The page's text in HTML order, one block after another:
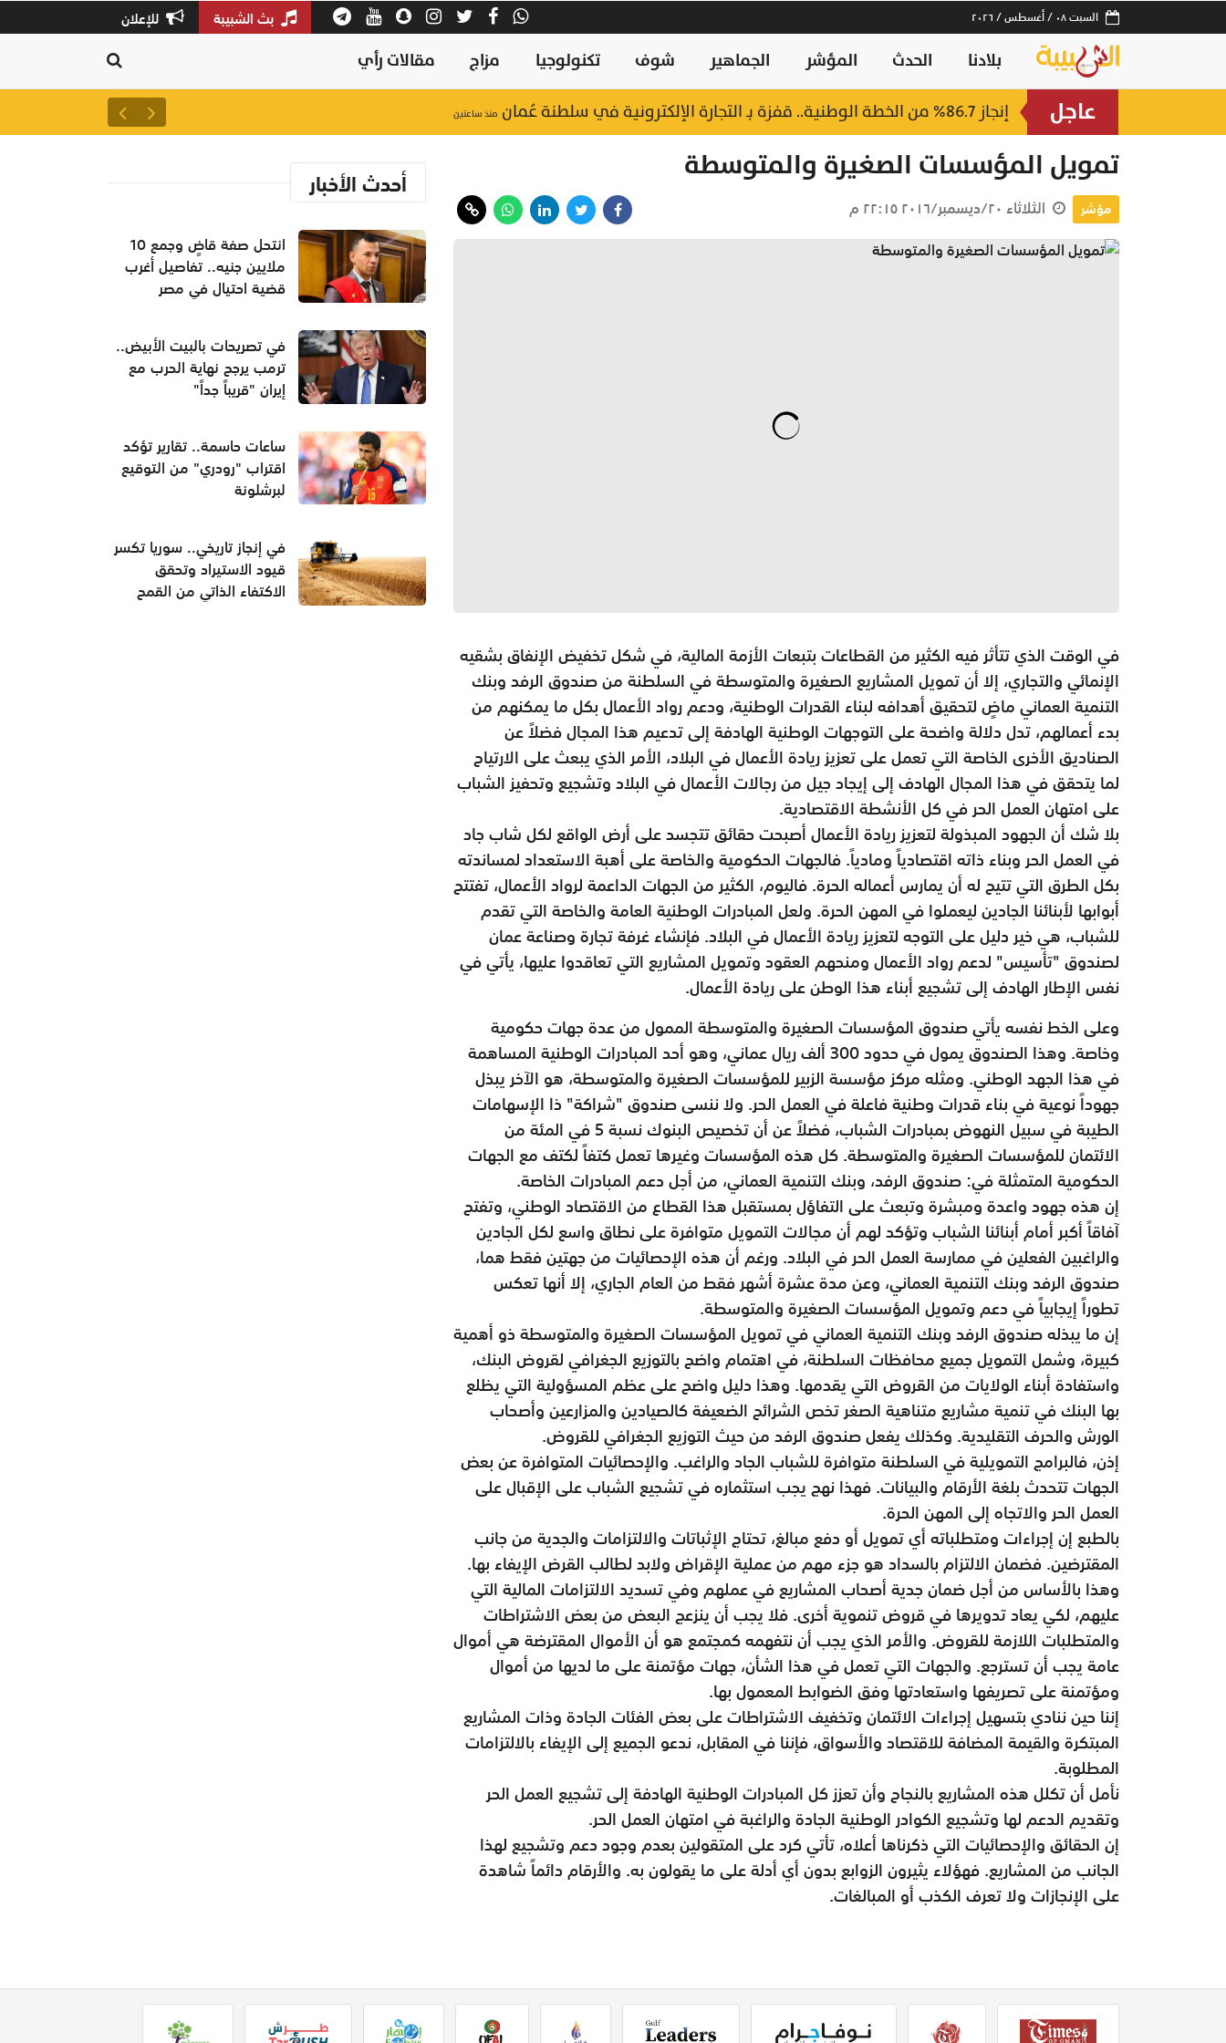
السبت ٠٨ / أغسطس / ٢٠٢٦ بث الشبيبة للإعلان
بلادنا الحدث المؤشر الجماهير شوف تكنولوجيا مزاج مقالات رأي
عاجل إنجاز 86.7% من الخطة الوطنية.. قفزة بـ التجارة الإلكترونية في سلطنة عُمان منذ ساعتين بمشاركة 100 عارض.. انطلاق ملتقى ومعرض الأمن الغذائي 2026 بصلالة بعد غدٍ
تمويل المؤسسات الصغيرة والمتوسطة
مؤشر الثلاثاء ٢٠/ديسمبر/٢٠١٦ ٢٢:١٥ م
في الوقت الذي تتأثر فيه الكثير من القطاعات بتبعات الأزمة المالية، في شكل تخفيض الإنفاق بشقيه
الإنمائي والتجاري، إلا أن تمويل المشاريع الصغيرة والمتوسطة في السلطنة من صندوق الرفد وبنك
التنمية العماني ماضٍ لتحقيق أهدافه لبناء القدرات الوطنية، ودعم رواد الأعمال بكل ما يمكنهم من
بدء أعمالهم، تدل دلالة واضحة ‏على التوجهات الوطنية الهادفة إلى تدعيم هذا المجال فضلاً عن
الصناديق الأخرى الخاصة التي تعمل على تعزيز ريادة الأعمال في البلاد، الأمر الذي يبعث على الارتياح
لما يتحقق في هذا المجال الهادف إلى إيجاد جيل من رجالات الأعمال في البلاد وتشجيع وتحفيز الشباب
على امتهان العمل الحر في كل الأنشطة الاقتصادية.
بلا شك أن الجهود المبذولة لتعزيز ريادة الأعمال أصبحت حقائق تتجسد على أرض الواقع لكل شاب جاد
في العمل الحر وبناء ذاته اقتصادياً ومادياً. فالجهات الحكومية والخاصة على أهبة الاستعداد لمساندته
بكل الطرق التي تتيح له أن يمارس أعماله الحرة. فاليوم، الكثير من الجهات الداعمة لرواد الأعمال، تفتتح
أبوابها لأبنائنا الجادين ليعملوا في المهن الحرة. ولعل المبادرات الوطنية العامة والخاصة التي تقدم
للشباب، هي خير دليل على التوجه لتعزيز ريادة الأعمال في البلاد. فإنشاء غرفة تجارة وصناعة عمان
لصندوق "تأسيس" لدعم رواد الأعمال ومنحهم العقود وتمويل المشاريع التي تعاقدوا عليها، يأتي في
نفس الإطار الهادف إلى تشجيع أبناء هذا الوطن على ريادة الأعمال.
وعلى الخط نفسه يأتي صندوق المؤسسات الصغيرة والمتوسطة الممول من عدة جهات حكومية
وخاصة. وهذا الصندوق يمول في حدود 300 ألف ريال عماني، وهو أحد المبادرات الوطنية المساهمة
في هذا الجهد الوطني. ومثله مركز مؤسسة الزبير للمؤسسات الصغيرة والمتوسطة، هو الآخر يبذل
جهوداً نوعية في بناء قدرات وطنية فاعلة في العمل الحر. ولا ننسى صندوق "شراكة" ذا الإسهامات
الطيبة في سبيل النهوض بمبادرات الشباب، فضلاً عن أن تخصيص البنوك نسبة 5 في المئة من
الائتمان للمؤسسات الصغيرة والمتوسطة. كل هذه المؤسسات وغيرها تعمل كتفاً لكتف مع الجهات
الحكومية المتمثلة في: صندوق الرفد، وبنك التنمية العماني، من أجل دعم المبادرات الخاصة.
إن هذه جهود واعدة ومبشرة وتبعث على التفاؤل بمستقبل هذا القطاع من الاقتصاد الوطني، وتفتح
آفاقاً أكبر أمام أبنائنا الشباب وتؤكد لهم أن مجالات التمويل متوافرة على نطاق واسع لكل الجادين
والراغبين الفعلين في ممارسة العمل الحر في البلاد. ورغم أن هذه الإحصائيات من جهتين فقط هما،
صندوق الرفد وبنك التنمية العماني، وعن مدة عشرة أشهر فقط من العام الجاري، إلا أنها تعكس
تطوراً إيجابياً في دعم وتمويل المؤسسات الصغيرة والمتوسطة.
إن ما يبذله صندوق الرفد وبنك التنمية العماني في تمويل المؤسسات الصغيرة والمتوسطة ذو أهمية
كبيرة، وشمل التمويل جميع محافظات السلطنة، في اهتمام واضح بالتوزيع الجغرافي لقروض البنك،
واستفادة أبناء الولايات من القروض التي يقدمها. وهذا دليل واضح على عظم المسؤولية التي يظلع
بها البنك في تنمية مشاريع متناهية الصغر تخص الشرائح الضعيفة كالصيادين والمزارعين وأصحاب
الورش والحرف التقليدية. وكذلك يفعل صندوق الرفد من حيث التوزيع الجغرافي للقروض.
إذن، فالبرامج التمويلية في السلطنة متوافرة للشباب الجاد والراغب. والإحصائيات المتوافرة عن بعض
الجهات تتحدث بلغة الأرقام والبيانات. فهذا نهج يجب استثماره في تشجيع الشباب على الإقبال على
العمل الحر والاتجاه إلى المهن الحرة.
بالطبع إن إجراءات ومتطلباته أي تمويل أو دفع مبالغ، تحتاج الإثباتات والالتزامات والجدية من جانب
المقترضين. فضمان الالتزام بالسداد هو جزء مهم من عملية الإقراض ولابد لطالب القرض الإيفاء بها.
وهذا بالأساس من أجل ضمان جدية أصحاب المشاريع في عملهم وفي تسديد الالتزامات المالية التي
عليهم، لكي يعاد تدويرها في قروض تنموية أخرى. فلا يجب أن ينزعج البعض من بعض الاشتراطات
والمتطلبات اللازمة للقروض. والأمر الذي يجب أن نتفهمه كمجتمع هو أن الأموال المقترضة هي أموال
عامة يجب أن تسترجع. والجهات التي تعمل في هذا الشأن، جهات مؤتمنة على ما لديها من أموال
ومؤتمنة على تصريفها واستعادتها وفق الضوابط المعمول بها.
إننا حين ننادي بتسهيل إجراءات الائتمان وتخفيف الاشتراطات على بعض الفئات الجادة وذات المشاريع
المبتكرة والقيمة المضافة للاقتصاد والأسواق، فإننا في المقابل، ندعو الجميع إلى الإيفاء بالالتزامات
المطلوبة.
نأمل أن تكلل هذه المشاريع بالنجاح وأن تعزز كل المبادرات الوطنية الهادفة إلى تشجيع العمل الحر
وتقديم الدعم لها وتشجيع الكوادر الوطنية الجادة والراغبة في امتهان العمل الحر.
إن الحقائق والإحصائيات التي ذكرناها أعلاه، تأتي كرد على المتقولين بعدم وجود دعم وتشجيع لهذا
الجانب من المشاريع. فهؤلاء يثيرون الزوابع بدون أي أدلة على ما يقولون به. والأرقام دائماً شاهدة
على الإنجازات ولا تعرف الكذب أو المبالغات.
أحدث الأخبار
انتحل صفة قاضٍ وجمع 10
ملايين جنيه.. تفاصيل أغرب
قضية احتيال في مصر
في تصريحات بالبيت الأبيض..
ترمب يرجح نهاية الحرب مع
إيران "قريباً جداً"
ساعات حاسمة.. تقارير تؤكد
اقتراب "رودري" من التوقيع
لبرشلونة
في إنجاز تاريخي.. سوريا تكسر
قيود الاستيراد وتحقق
الاكتفاء الذاتي من القمح